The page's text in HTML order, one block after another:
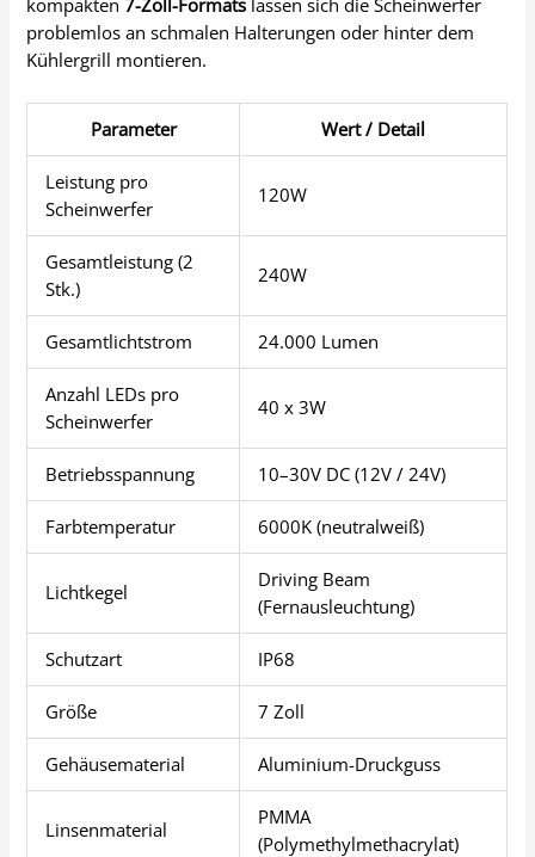
kompakten 7-Zoll-Formats lassen sich die Scheinwerfer
problemlos an schmalen Halterungen oder hinter dem
Kühlergrill montieren.
Parameter Wert / Detail
Leistung pro
Scheinwerfer
120W
Gesamtleistung (2
Stk.)
240W
Gesamtlichtstrom 24.000 Lumen
Anzahl LEDs pro
Scheinwerfer
40 x 3W
Betriebsspannung 10–30V DC (12V / 24V)
Farbtemperatur 6000K (neutralweiß)
Lichtkegel
Driving Beam
(Fernausleuchtung)
Schutzart IP68
Größe 7 Zoll
Gehäusematerial Aluminium-Druckguss
Linsenmaterial
PMMA
(Polymethylmethacrylat)